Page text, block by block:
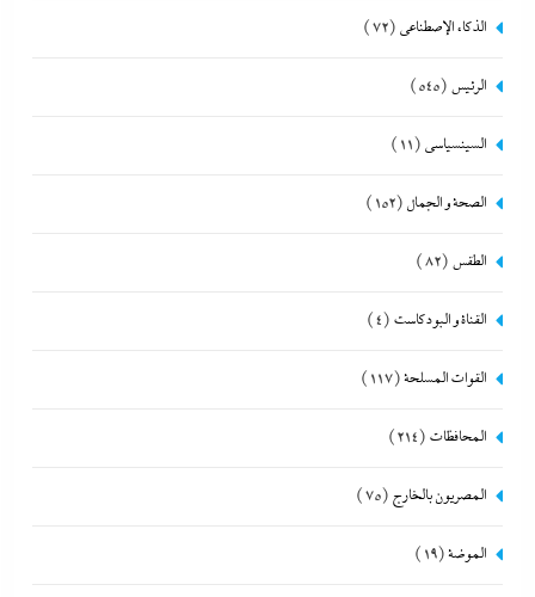
الذكاء الإصطناعي (72)
الرئيس (545)
السينسياسي (11)
الصحة و الجمال (152)
الطقس (82)
القناة و البودكاست (4)
القوات المسلحة(117)
المحافظات (214)
المصريون بالخارج (75)
الموضة(19)